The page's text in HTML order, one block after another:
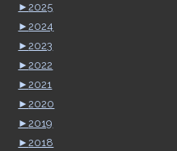
►2025
►2024
►2023
►2022
►2021
►2020
►2019
►2018